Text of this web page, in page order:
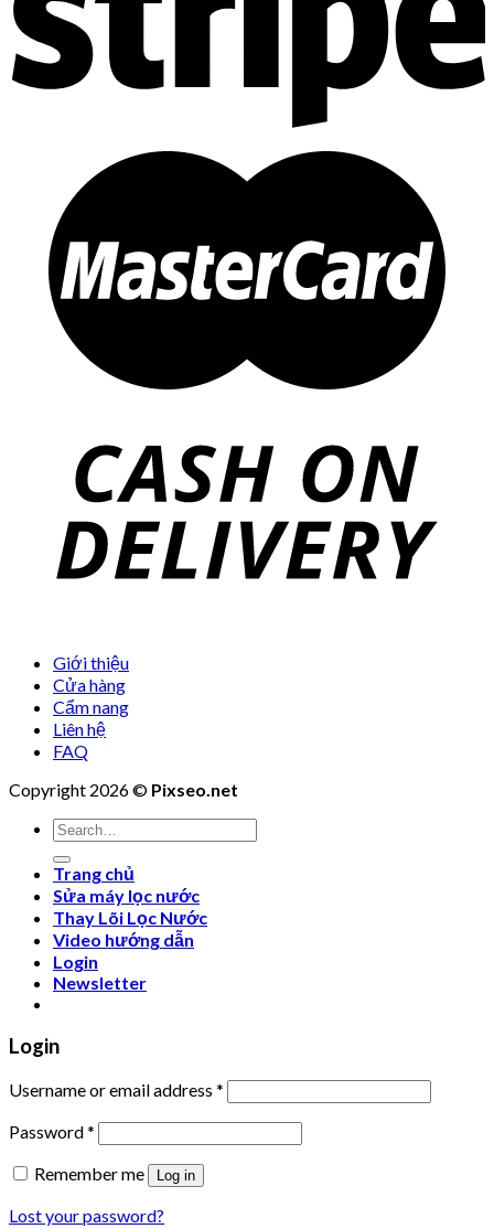
Giới thiệu
Cửa hàng
Cẩm nang
Liên hệ
FAQ
Copyright 2026 © Pixseo.net
Search
for:
Trang chủ
Sửa máy lọc nước
Thay Lõi Lọc Nước
Video hướng dẫn
Login
Newsletter
Login
Username or email address *
Password*
Remember me
Log in
Lost your password?